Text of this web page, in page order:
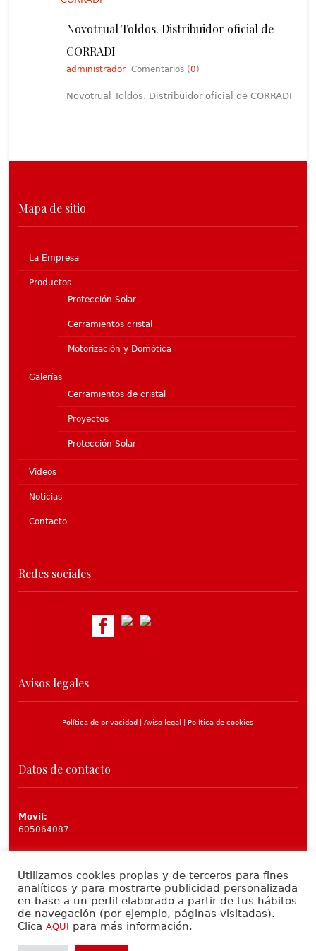
Novotrual Toldos. Distribuidor oficial de
CORRADI
administrador Comentarios (0)
Novotrual Toldos. Distribuidor oficial de CORRADI
Mapa de sitio
La Empresa
Productos
Protección Solar
Cerramientos cristal
Motorización y Domótica
Galerías
Cerramientos de cristal
Proyectos
Protección Solar
Vídeos
Noticias
Contacto
Redes sociales
Avisos legales
Política de privacidad |Aviso legal | Política de cookies
Datos de contacto
Movil:
605064087
proyectos@novotrualtoldos.com
Utilizamos cookies propias y de terceros para fines
analíticos y para mostrarte publicidad personalizada
en base a un perfil elaborado a partir de tus hábitos
de navegación (por ejemplo, páginas visitadas).
Clica AQUI para más información.